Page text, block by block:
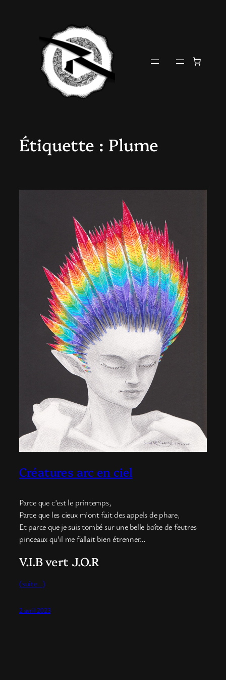
Étiquette : Plume
Créatures arc en ciel
Parce que c’est le printemps,
Parce que les cieux m’ont fait des appels de phare,
Et parce que je suis tombé sur une belle boîte de feutres
pinceaux qu’il me fallait bien étrenner…
V.I.B vert J.O.R
(suite…)
2 avril 2023